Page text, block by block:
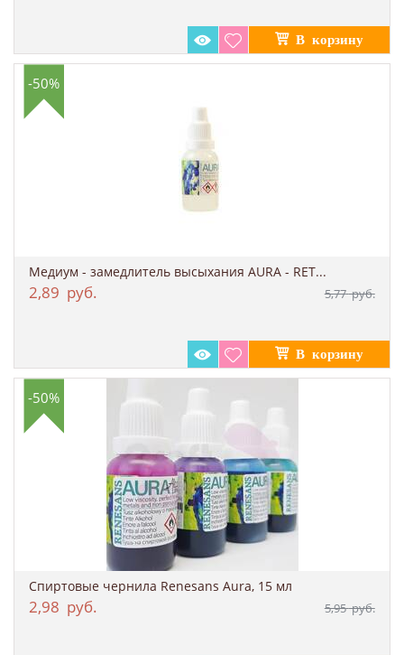
-50%
Медиум - замедлитель высыхания AURA - RET...
2,89 руб. 5,77руб.
-50%
Спиртовые чернила Renesans Aura​, 15 мл
2,98 руб. 5,95руб.